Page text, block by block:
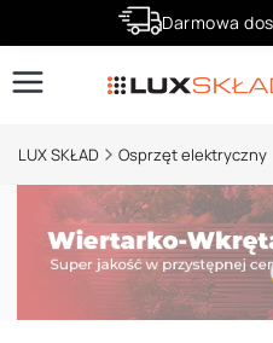
Darmowa
Zaloguj się i
LUX SKŁAD Osprzęt elektryczny